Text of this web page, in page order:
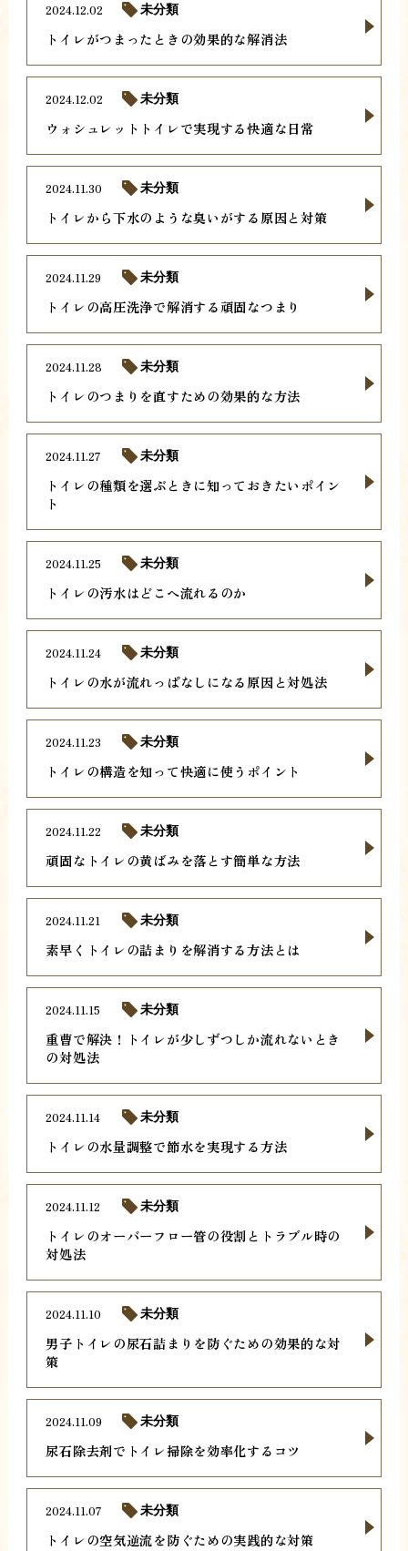
トイレがつまったときの効果的な解消法
2024.12.02 未分類
ウォシュレットトイレで実現する快適な日常
2024.12.02 未分類
トイレから下水のような臭いがする原因と対策
2024.11.30 未分類
トイレの高圧洗浄で解消する頑固なつまり
2024.11.29 未分類
トイレのつまりを直すための効果的な方法
2024.11.28 未分類
トイレの種類を選ぶときに知っておきたいポイン
ト
2024.11.27 未分類
トイレの汚水はどこへ流れるのか
2024.11.25 未分類
トイレの水が流れっぱなしになる原因と対処法
2024.11.24 未分類
トイレの構造を知って快適に使うポイント
2024.11.23 未分類
頑固なトイレの黄ばみを落とす簡単な方法
2024.11.22 未分類
素早くトイレの詰まりを解消する方法とは
2024.11.21 未分類
重曹で解決！トイレが少しずつしか流れないとき
の対処法
2024.11.15 未分類
トイレの水量調整で節水を実現する方法
2024.11.14 未分類
トイレのオーバーフロー管の役割とトラブル時の
対処法
2024.11.12 未分類
男子トイレの尿石詰まりを防ぐための効果的な対
策
2024.11.10 未分類
尿石除去剤でトイレ掃除を効率化するコツ
2024.11.09 未分類
トイレの空気逆流を防ぐための実践的な対策
2024.11.07 未分類